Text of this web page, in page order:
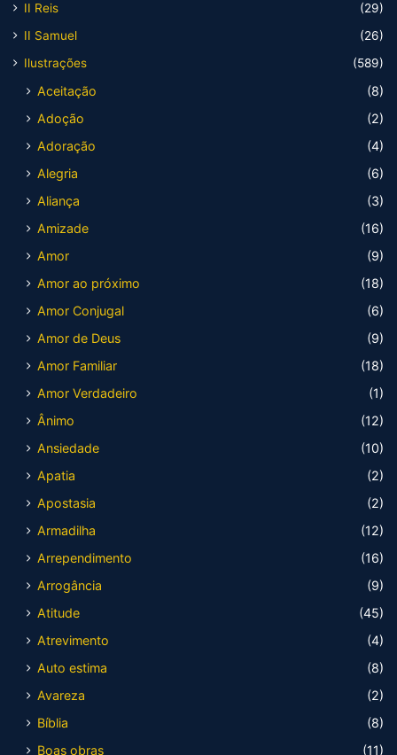
II Reis
(29)
II Samuel
(26)
Ilustrações
(589)
Aceitação
(8)
Adoção
(2)
Adoração
(4)
Alegria
(6)
Aliança
(3)
Amizade
(16)
Amor
(9)
Amor ao próximo
(18)
Amor Conjugal
(6)
Amor de Deus
(9)
Amor Familiar
(18)
Amor Verdadeiro
(1)
Ânimo
(12)
Ansiedade
(10)
Apatia
(2)
Apostasia
(2)
Armadilha
(12)
Arrependimento
(16)
Arrogância
(9)
Atitude
(45)
Atrevimento
(4)
Auto estima
(8)
Avareza
(2)
Bíblia
(8)
Boas obras
(11)